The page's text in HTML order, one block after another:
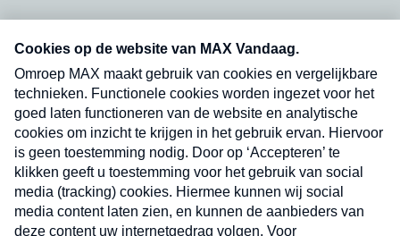
nieuwsbrief. Elke vrijdag- en dinsdagochtend in
uw mailbox.
Verzend